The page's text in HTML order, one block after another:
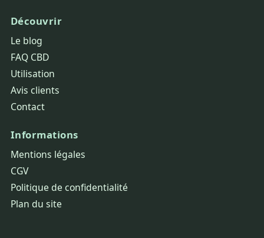
Découvrir
Le blog
FAQ CBD
Utilisation
Avis clients
Contact
Informations
Mentions légales
CGV
Politique de confidentialité
Plan du site